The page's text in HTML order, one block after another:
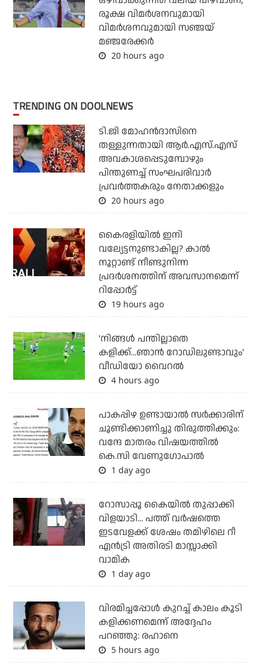
രൂക്ഷ വിമര്‍ശനവുമായി
വിമര്‍ശനവുമായി സഞ്ജയ്
മഞ്ജരേക്കര്‍
20 hours ago
TRENDING ON DOOLNEWS
ടി.ജി മോഹന്‍ദാസിനെ
തള്ളുന്നതായി ആര്‍.എസ്.എസ്
അവകാശപ്പെടുമ്പോഴും
പിന്തുണച്ച് സംഘപരിവാര്‍
പ്രവര്‍ത്തകരും നേതാക്കളും
20 hours ago
കൈരളിയില്‍ ഇനി
വല്യേട്ടനുണ്ടാകില്ല? കാല്‍
നൂറ്റാണ്ട് നീണ്ടുനിന്ന
പ്രദര്‍ശനത്തിന് അവസാനമെന്ന്
റിപ്പോര്‍ട്ട്
19 hours ago
'നിങ്ങള്‍ പന്തില്ലാതെ
കളിക്ക്...ഞാന്‍ റോഡിലുണ്ടാവും'
വീഡിയോ വൈറല്‍
4 hours ago
പാകപ്പിഴ ഉണ്ടായാല്‍ സര്‍ക്കാരിന്
ചൂണ്ടിക്കാണിച്ചു തിരുത്തിക്കും:
വന്ദേ മാതരം വിഷയത്തില്‍
കെ.സി വേണുഗോപാല്‍
1 day ago
റോസാപ്പൂ കൈയില്‍ തുപ്പാക്കി
വിളയാടി... പത്ത് വര്‍ഷത്തെ
ഇടവേളക്ക് ശേഷം തമിഴിലെ റീ
എന്‍ട്രി അതിരടി മാസ്സാക്കി
വാമിക
1 day ago
വിരമിച്ചപ്പോള്‍ കുറച്ച് കാലം കൂടി
കളിക്കണമെന്ന് അദ്ദേഹം
പറഞ്ഞു: രഹാനെ
5 hours ago